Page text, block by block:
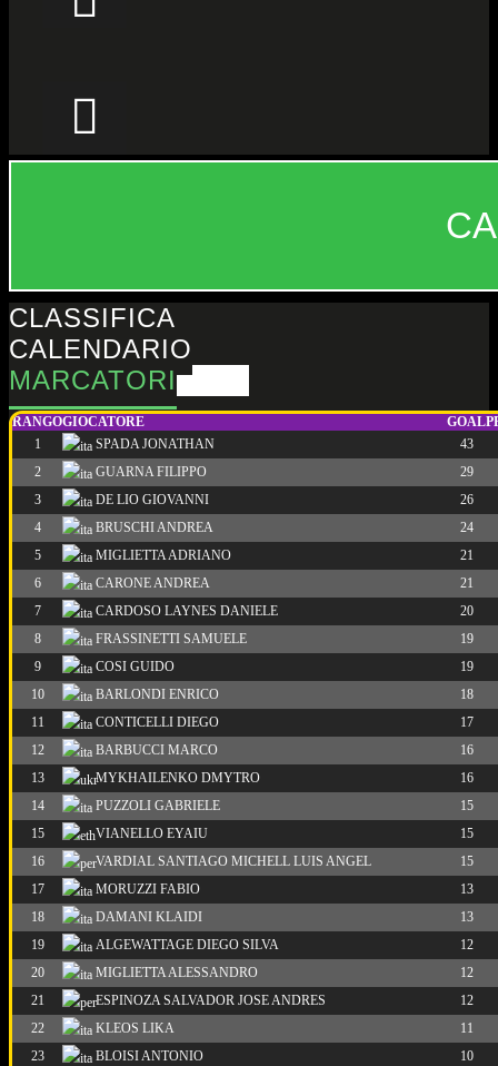
CLASSIFICA
CALENDARIO
MARCATORI
RANGOGIOCATORE GOAL
1
SPADA JONATHAN
43
2
GUARNA FILIPPO
29
3
DE LIO GIOVANNI
26
4
BRUSCHI ANDREA
24
5
MIGLIETTA ADRIANO
21
6
CARONE ANDREA
21
7
CARDOSO LAYNES DANIELE
20
8
FRASSINETTI SAMUELE
19
9
COSI GUIDO
19
10
BARLONDI ENRICO
18
11
CONTICELLI DIEGO
17
12
BARBUCCI MARCO
16
13
MYKHAILENKO DMYTRO
16
14
PUZZOLI GABRIELE
15
15
VIANELLO EYAIU
15
16
VARDIAL SANTIAGO MICHELL LUIS ANGEL
15
17
MORUZZI FABIO
13
18
DAMANI KLAIDI
13
19
ALGEWATTAGE DIEGO SILVA
12
20
MIGLIETTA ALESSANDRO
12
21
ESPINOZA SALVADOR JOSE ANDRES
12
22
KLEOS LIKA
11
23
BLOISI ANTONIO
10